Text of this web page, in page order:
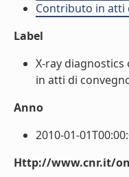
Contributo in atti
Label
X-ray
in atti di
Anno
2010-01-
Http://www.cnr.it/